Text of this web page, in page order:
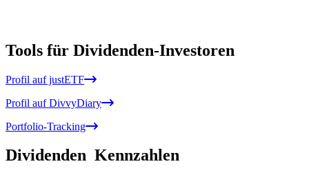
Tools für Dividenden-Investoren
Profil auf justETF
Profil auf DivvyDiary
Portfolio-Tracking
Dividenden Kennzahlen